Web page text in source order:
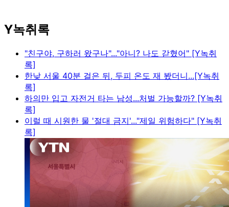
Y녹취록
"친구야, 구하러 왔구나"..."아니? 나도 갇혔어" [Y녹취
록]
한낮 서울 40분 걸은 뒤, 두피 온도 재 봤더니...[Y녹취
록]
하의만 입고 자전거 타는 남성...처벌 가능할까? [Y녹취
록]
이럴 때 시원한 물 '절대 금지'..."제일 위험하다" [Y녹취
록]